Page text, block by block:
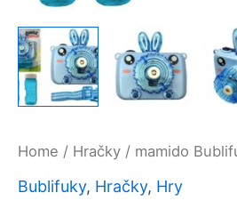
Home / Hračky / mamido
Bublifuky, Hračky, Hry